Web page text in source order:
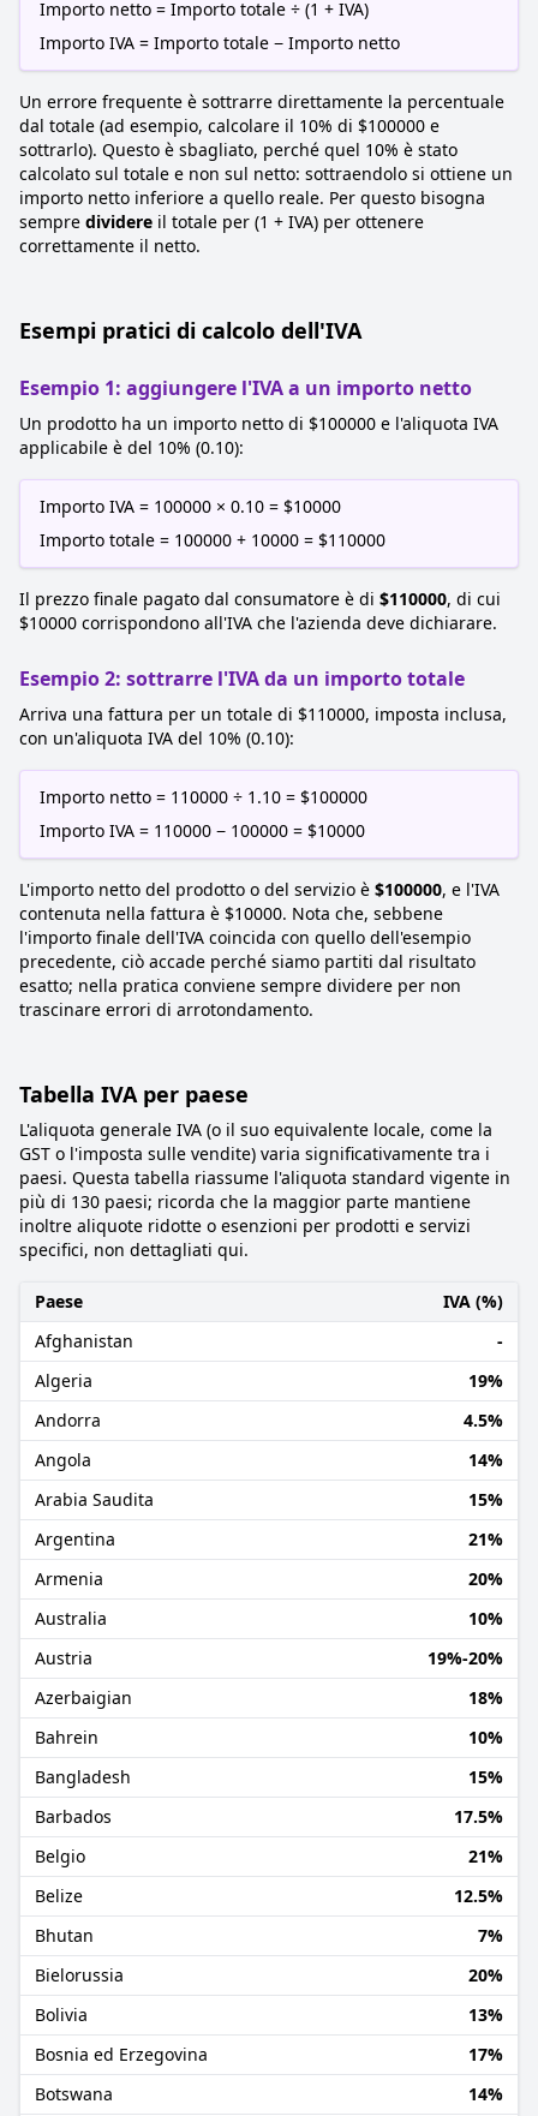
Importo netto = Importo totale ÷ (1 + IVA)
Importo IVA = Importo totale − Importo netto
Un errore frequente è sottrarre direttamente la percentuale
dal totale (ad esempio, calcolare il 10% di $100000 e
sottrarlo). Questo è sbagliato, perché quel 10% è stato
calcolato sul totale e non sul netto: sottraendolo si ottiene un
importo netto inferiore a quello reale. Per questo bisogna
sempre dividere il totale per (1 + IVA) per ottenere
correttamente il netto.
Esempi pratici di calcolo dell'IVA
Esempio 1: aggiungere l'IVA a un importo netto
Un prodotto ha un importo netto di $100000 e l'aliquota IVA
applicabile è del 10% (0.10):
Importo IVA = 100000 × 0.10 = $10000
Importo totale = 100000 + 10000 = $110000
Il prezzo finale pagato dal consumatore è di $110000, di cui
$10000 corrispondono all'IVA che l'azienda deve dichiarare.
Esempio 2: sottrarre l'IVA da un importo totale
Arriva una fattura per un totale di $110000, imposta inclusa,
con un'aliquota IVA del 10% (0.10):
Importo netto = 110000 ÷ 1.10 = $100000
Importo IVA = 110000 − 100000 = $10000
L'importo netto del prodotto o del servizio è $100000, e l'IVA
contenuta nella fattura è $10000. Nota che, sebbene
l'importo finale dell'IVA coincida con quello dell'esempio
precedente, ciò accade perché siamo partiti dal risultato
esatto; nella pratica conviene sempre dividere per non
trascinare errori di arrotondamento.
Tabella IVA per paese
L'aliquota generale IVA (o il suo equivalente locale, come la
GST o l'imposta sulle vendite) varia significativamente tra i
paesi. Questa tabella riassume l'aliquota standard vigente in
più di 130 paesi; ricorda che la maggior parte mantiene
inoltre aliquote ridotte o esenzioni per prodotti e servizi
specifici, non dettagliati qui.
Paese
IVA (%)
Afghanistan
-
Algeria
19%
Andorra
4.5%
Angola
14%
Arabia Saudita
15%
Argentina
21%
Armenia
20%
Australia
10%
Austria
19%-20%
Azerbaigian
18%
Bahrein
10%
Bangladesh
15%
Barbados
17.5%
Belgio
21%
Belize
12.5%
Bhutan
7%
Bielorussia
20%
Bolivia
13%
Bosnia ed Erzegovina
17%
Botswana
14%